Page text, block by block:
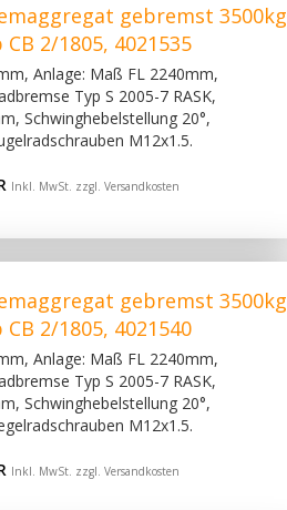
gebremst 3500kg
2/1805, 4021535
Anlage: Maß FL 2240mm,
Typ S 2005-7 RASK,
Schwinghebelstellung 20°,
M12x1.5.
Inkl. MwSt. zzgl. Versandkosten
gebremst 3500kg
2/1805, 4021540
Anlage: Maß FL 2240mm,
Typ S 2005-7 RASK,
Schwinghebelstellung 20°,
M12x1.5.
Inkl. MwSt. zzgl. Versandkosten